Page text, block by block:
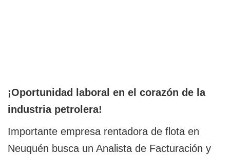
¡Oportunidad laboral en el corazón de la
industria petrolera!
Importante empresa rentadora de flota en
Neuquén busca un Analista de Facturación y